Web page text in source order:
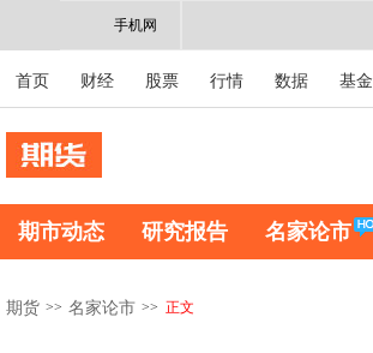
手机网
首页 财经 股票 行情 数据 基金
期市动态 研究报告 名家论市
期货 >> 名家论市 >> 正文